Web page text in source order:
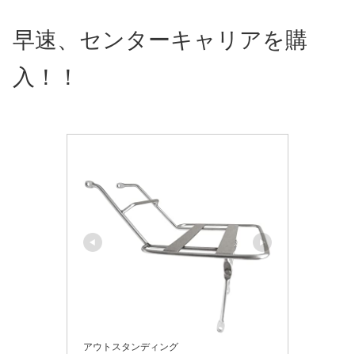
早速、センターキャリアを購
入！！
アウトスタンディング